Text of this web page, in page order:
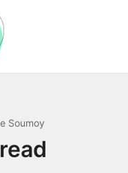
Soumoy